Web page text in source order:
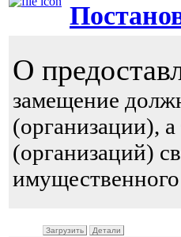
О
замещение
(организации),
(организаций)
имущественного
Загрузить Детали